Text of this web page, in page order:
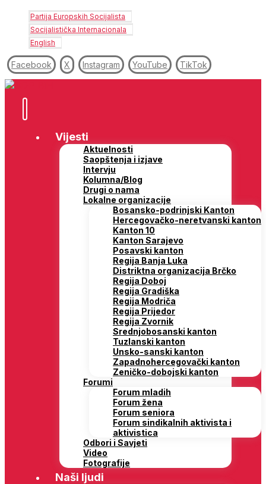
Partija Europskih Socijalista
Socijalistička Internacionala
English
Facebook X Instagram YouTube TikTok
Vijesti
Aktuelnosti
Saopštenja i izjave
Intervju
Kolumna/Blog
Drugi o nama
Lokalne organizacije
Bosansko-podrinjski Kanton
Hercegovačko-neretvanski kanton
Kanton 10
Kanton Sarajevo
Posavski kanton
Regija Banja Luka
Distriktna organizacija Brčko
Regija Doboj
Regija Gradiška
Regija Modriča
Regija Prijedor
Regija Zvornik
Srednjobosanski kanton
Tuzlanski kanton
Unsko-sanski kanton
Zapadnohercegovački kanton
Zeničko-dobojski kanton
Forumi
Forum mladih
Forum žena
Forum seniora
Forum sindikalnih aktivista i
aktivistica
Odbori i Savjeti
Video
Fotografije
Naši ljudi